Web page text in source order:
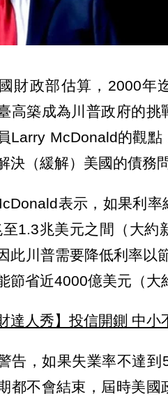
財政部估算，2000年
高築成為川普政府的
Larry McDonald的觀
決（緩解）美國的債務問
表示，如果利
1.3兆美元之間（大約
此川普需要降低利率以
節省近4000億美元（大
達人秀】投信開鍘 中小
告，如果失業率不達
都不會結束，屆時美